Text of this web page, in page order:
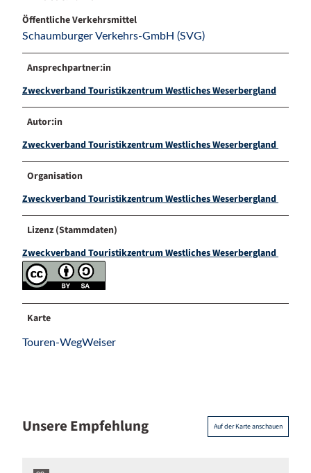
Öffentliche Verkehrsmittel
Schaumburger Verkehrs-GmbH (SVG)
Ansprechpartner:in
Zweckverband Touristikzentrum Westliches Weserbergland
Autor:in
Zweckverband Touristikzentrum Westliches Weserbergland
Organisation
Zweckverband Touristikzentrum Westliches Weserbergland
Lizenz (Stammdaten)
Zweckverband Touristikzentrum Westliches Weserbergland
Karte
Touren-WegWeiser
Unsere Empfehlung Auf der Karte anschauen